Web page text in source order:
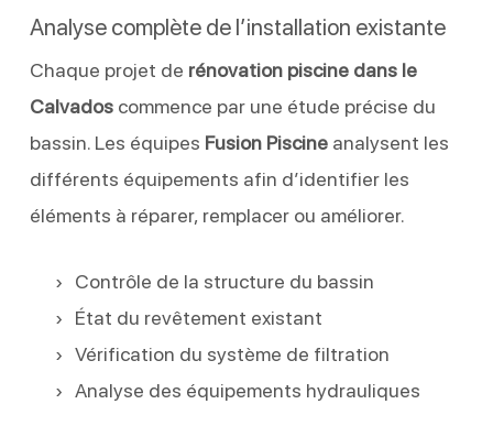
Analyse complète de l’installation existante
Chaque projet de rénovation piscine dans le
Calvadoscommence par une étude précise du
bassin. Les équipes Fusion Piscineanalysent les
différents équipements afin d’identifier les
éléments à réparer, remplacer ou améliorer.
Contrôle de la structure du bassin
État du revêtement existant
Vérification du système de filtration
Analyse des équipements hydrauliques